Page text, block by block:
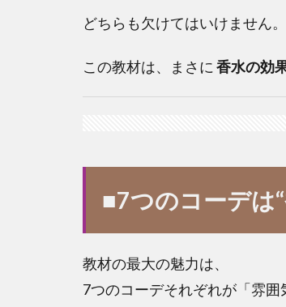
どちらも欠けてはいけません。
この教材は、まさに 香水の効
■7つのコーデは
教材の最大の魅力は、
7つのコーデそれぞれが「雰囲